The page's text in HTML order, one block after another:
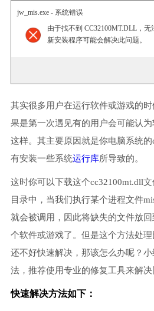
jw_mis.exe - 系统错误
由于找不到 CC32100MT.DLL，
新安装程序可能会解决此问题。
其实很多用户在运行软件或游戏的
果是第一次遇见有的用户会可能认
这样。其主要原因就是你电脑系统
有安装一些系统运行库所导致的。
这时你可以下载这个cc32100mt.dll
目录中，当我们执行某个进程文件
就会被调用，因此将缺失的文件放
个软件或游戏了。但是这个方法处
还不好快速解决，那该怎么办呢？
法，推荐使用专业的修复工具来解决
快速解决方法如下：